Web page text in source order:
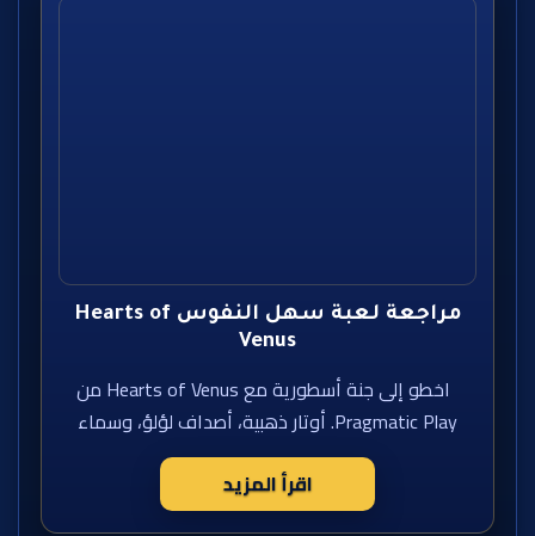
مراجعة لعبة سهل النفوس Hearts of
Venus
اخطو إلى جنة أسطورية مع Hearts of Venus من
Pragmatic Play. أوتار ذهبية، أصداف لؤلؤ، وسماء
اقرأ المزيد